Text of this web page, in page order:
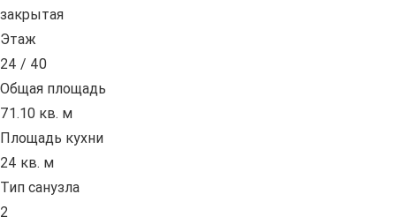
закрытая
Этаж
24 / 40
Общая площадь
71.10 кв. м
Площадь кухни
24 кв. м
Тип санузла
2